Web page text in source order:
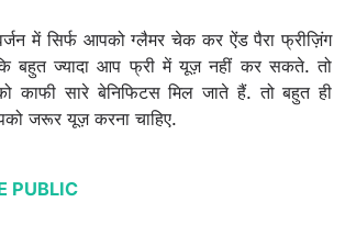
में सिर्फ आपको ग्लैमर चेक कर ऐंड पैरा फ्रीज़िंग
बहुत ज्यादा आप फ्री में यूज़ नहीं कर सकते. तो
काफी सारे बेनिफिटस मिल जाते हैं. तो बहुत ही
जरूर यूज़ करना चाहिए.
PUBLIC